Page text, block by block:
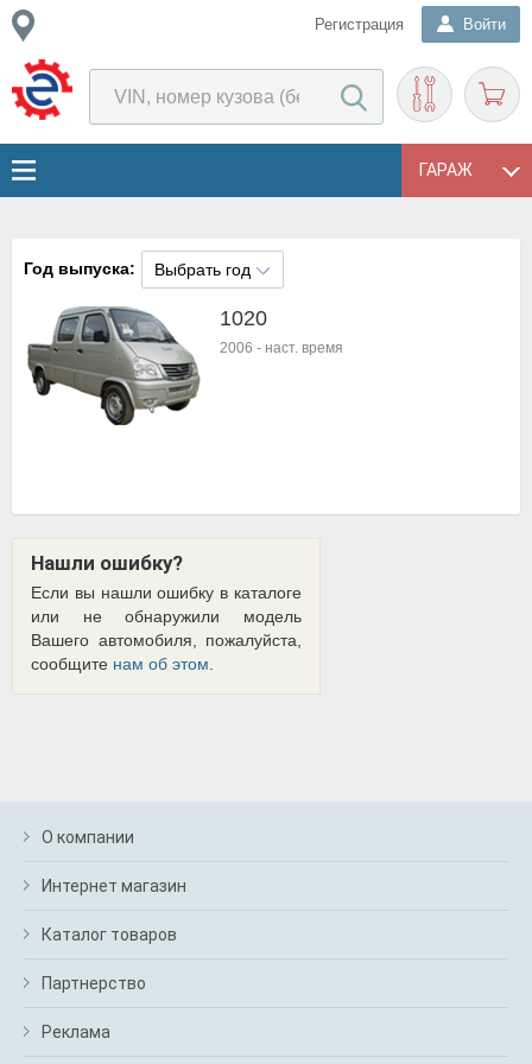
Регистрация Войти
ГАРАЖ
Год выпуска: Выбрать год
1020
2006 - наст. время
Нашли ошибку?
Если вы нашли ошибку в каталоге
или не обнаружили модель
Вашего автомобиля, пожалуйста,
сообщите нам об этом
О компании
Интернет магазин
Каталог товаров
Партнерство
Реклама